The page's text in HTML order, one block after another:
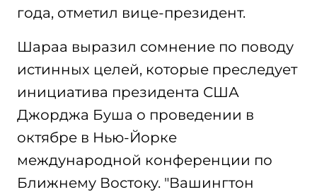
года, отметил вице-президент.
Шараа выразил сомнение по поводу
истинных целей, которые преследует
инициатива президента США
Джорджа Буша о проведении в
октябре в Нью-Йорке
международной конференции по
Ближнему Востоку. "Вашингтон